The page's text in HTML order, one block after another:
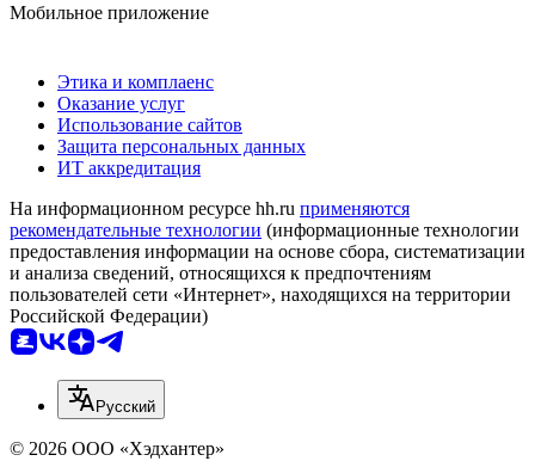
Мобильное приложение
Этика и комплаенс
Оказание услуг
Использование сайтов
Защита персональных данных
ИТ аккредитация
На информационном ресурсе hh.ru применяются
рекомендательные технологии (информационные технологии
предоставления информации на основе сбора, систематизации
и анализа сведений, относящихся к предпочтениям
пользователей сети «Интернет», находящихся на территории
Российской Федерации)
Русский
© 2026 ООО «Хэдхантер»